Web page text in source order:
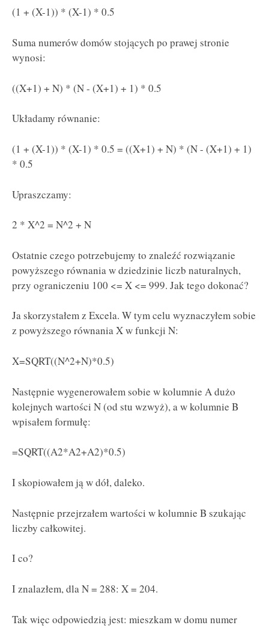
(1 + (X-1)) * (X-1) * 0.5
Suma numerów domów stojących po prawej stronie
wynosi:
((X+1) + N) * (N - (X+1) + 1) * 0.5
Układamy równanie:
(1 + (X-1)) * (X-1) * 0.5 = ((X+1) + N) * (N - (X+1) + 1)
* 0.5
Upraszczamy:
2 * X^2 = N^2 + N
Ostatnie czego potrzebujemy to znaleźć rozwiązanie
powyższego równania w dziedzinie liczb naturalnych,
przy ograniczeniu 100 <= X <= 999. Jak tego dokonać?
Ja skorzystałem z Excela. W tym celu wyznaczyłem sobie
z powyższego równania X w funkcji N:
X=SQRT((N^2+N)*0.5)
Następnie wygenerowałem sobie w kolumnie A dużo
kolejnych wartości N (od stu wzwyż), a w kolumnie B
wpisałem formułę:
=SQRT((A2*A2+A2)*0.5)
I skopiowałem ją w dół, daleko.
Następnie przejrzałem wartości w kolumnie B szukając
liczby całkowitej.
I co?
I znalazłem, dla N = 288: X = 204.
Tak więc odpowiedzią jest: mieszkam w domu numer